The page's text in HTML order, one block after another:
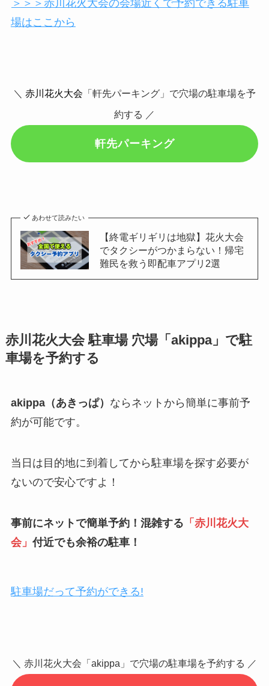
＞＞＞赤川花火大会の会場近くで予約できる駐車
場はここから
＼ 赤川花火大会 「軒先パーキング」で穴場の駐車場を予
約する ／
軒先パーキング
あわせて読みたい
【終電ギリギリは地獄】花火大会
でタクシーがつかまらない！帰宅
難民を救う即配車アプリ2選
赤川花火大会駐車場 穴場「akippa」で駐
車場を予約する
akippa（あきっぱ） ならネットから簡単に事前予
約が可能です。
当日は目的地に到着してから駐車場を探す必要が
ないので安心ですよ！
事前にネットで簡単予約！混雑する 「 赤川花火大
会」付近でも余裕の駐車！
駐車場だって予約ができる!
＼ 赤川花火大会「akippa」で穴場の駐車場を予約する ／